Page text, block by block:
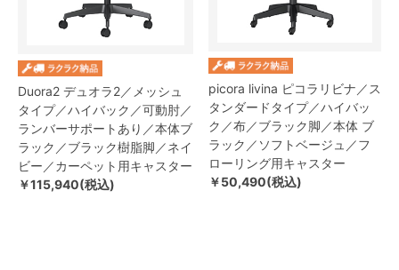
Duora2 デュオラ2／メッシュ
タイプ／ハイバック／可動肘／
ランバーサポートあり／本体ブ
ラック／ブラック樹脂脚／ネイ
ビー／カーペット用キャスター
￥115,940(税込)
picora livina ピコラリビナ／ス
タンダードタイプ／ハイバッ
ク／布／ブラック脚／本体 ブ
ラック／ソフトベージュ／フ
ローリング用キャスター
￥50,490(税込)